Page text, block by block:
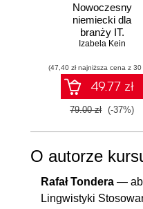
Nowoczesny
niemiecki dla
branży IT.
Praktyczne
ćwiczenia
Izabela Kein
(47,40 zł najniższa cena z 30
49.77 zł
79.00 zł (-37%)
O autorze
Rafał Tondera —
Lingwistyki